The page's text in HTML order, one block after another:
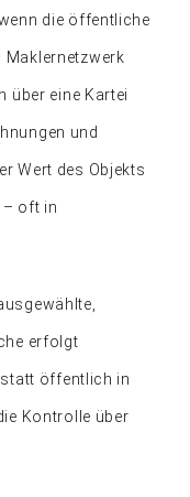
die öffentliche
Maklernetzwerk
über eine Kartei
und
Wert des Objekts
– oft in
erfolgt
öffentlich in
Kontrolle über